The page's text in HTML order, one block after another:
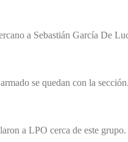
a Sebastián García De
se quedan con la
a LPO cerca de este grupo.